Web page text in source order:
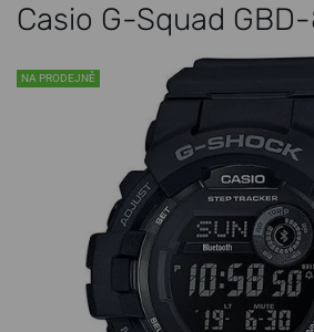
Casio G-Squad
NA PRODEJNĚ